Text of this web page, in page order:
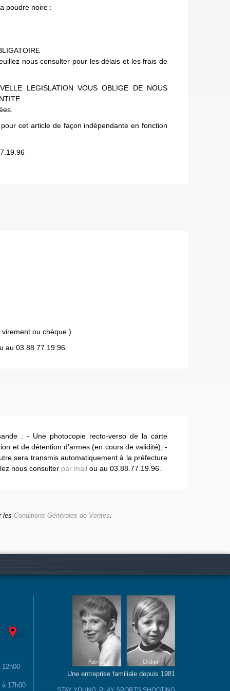
poudre noire :
nous consulter pour les délais et les frais de
LEGISLATION VOUS OBLIGE DE NOUS
cet article de façon indépendante en fonction
ou chèque )
au 03.88.77.19.96.
: - Une photocopie recto-verso de la carte
et de détention d'armes (en cours de validité), -
sera transmis automatiquement à la préfecture
nous consulter par mail ou au 03.88.77.19.96.
les Conditions Générales de Ventes
12h00
à 17h00
Une entreprise familiale depuis 1981